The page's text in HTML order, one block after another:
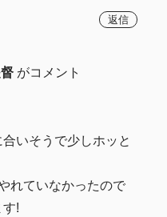
返信
がコメント
いそうで少しホッと
れていなかったので
!